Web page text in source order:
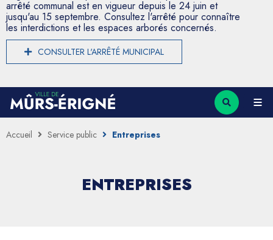
arrêté communal est en vigueur depuis le 24 juin et
jusqu'au 15 septembre. Consultez l'arrêté pour connaître
les interdictions et les espaces arborés concernés.
CONSULTER L'ARRÊTÉ MUNICIPAL
Accueil Service public Entreprises
ENTREPRISES